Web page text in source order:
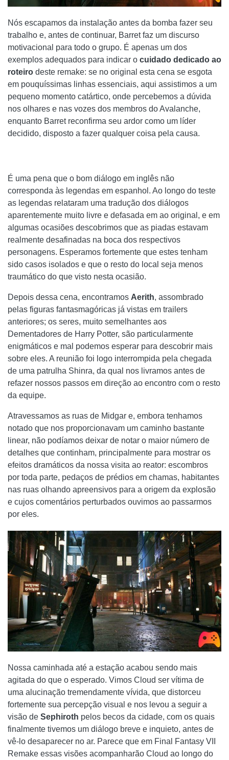
Nós escapamos da instalação antes da bomba fazer seu
trabalho e, antes de continuar, Barret faz um discurso
motivacional para todo o grupo. É apenas um dos
exemplos adequados para indicar o cuidado dedicado ao
roteiro deste remake: se no original esta cena se esgota
em pouquíssimas linhas essenciais, aqui assistimos a um
pequeno momento catártico, onde percebemos a dúvida
nos olhares e nas vozes dos membros do Avalanche,
enquanto Barret reconfirma seu ardor como um líder
decidido, disposto a fazer qualquer coisa pela causa.
É uma pena que o bom diálogo em inglês não
corresponda às legendas em espanhol. Ao longo do teste
as legendas relataram uma tradução dos diálogos
aparentemente muito livre e defasada em ao original, e em
algumas ocasiões descobrimos que as piadas estavam
realmente desafinadas na boca dos respectivos
personagens. Esperamos fortemente que estes tenham
sido casos isolados e que o resto do local seja menos
traumático do que visto nesta ocasião.
Depois dessa cena, encontramos Aerith, assombrado
pelas figuras fantasmagóricas já vistas em trailers
anteriores; os seres, muito semelhantes aos
Dementadores de Harry Potter, são particularmente
enigmáticos e mal podemos esperar para descobrir mais
sobre eles. A reunião foi logo interrompida pela chegada
de uma patrulha Shinra, da qual nos livramos antes de
refazer nossos passos em direção ao encontro com o resto
da equipe.
Atravessamos as ruas de Midgar e, embora tenhamos
notado que nos proporcionavam um caminho bastante
linear, não podíamos deixar de notar o maior número de
detalhes que continham, principalmente para mostrar os
efeitos dramáticos da nossa visita ao reator: escombros
por toda parte, pedaços de prédios em chamas, habitantes
nas ruas olhando apreensivos para a origem da explosão
e cujos comentários perturbados ouvimos ao passarmos
por eles.
Nossa caminhada até a estação acabou sendo mais
agitada do que o esperado. Vimos Cloud ser vítima de
uma alucinação tremendamente vívida, que distorceu
fortemente sua percepção visual e nos levou a seguir a
visão de Sephiroth pelos becos da cidade, com os quais
finalmente tivemos um diálogo breve e inquieto, antes de
vê-lo desaparecer no ar. Parece que em Final Fantasy VII
Remake essas visões acompanharão Cloud ao longo do